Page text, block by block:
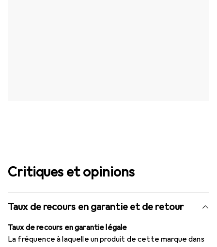
Critiques et opinions
Taux de recours en garantie et de retour
Taux de recours en garantie légale
La fréquence à laquelle un produit de cette marque dans